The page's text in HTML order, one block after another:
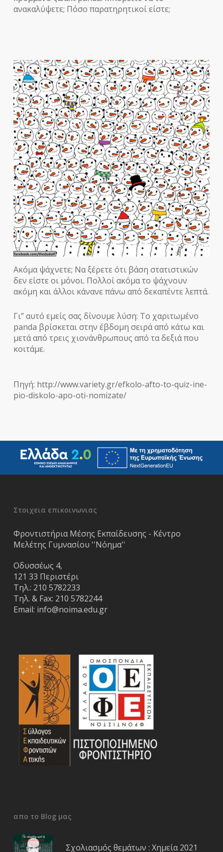
ανακαλύψετε; Πόσο παρατηρητικοί είστε;
Ακόμα ψάχνετε; Να ξέρετε ότι βάση στατιστικών
δεν είστε οι μόνοι. Πολλοί ακόμα το ψάχνουν
ακόμη και άλλοι κάνανε πάνω από δεκαπέντε λεπτά.
Γι” αυτό εμείς σας δίνουμε λύση: Το χαριτωμένο
panda βρίσκεται στην έβδομη σειρά από κάτω και
μετά από τρεις χιονάνθρωπους από τα δεξιά που
κοιτάμε.
Πηγή: http://www.variety.gr/efkolo-afto-to-quiz-ine-
pio-diskolo-apo-oti-nomizate/
Στοιχεια επικοινωνιας
Φροντιστήρια Μέσης Εκπαίδευσης - Κέντρο
Μελέτης Γυμνασίου ''Νόημα''
Οδυσσέως 4,
121 33 Περιστέρι
Τηλ.: 210 5782233
Τηλ. & Fax: 210 5782244
Email: info@noima.edu.gr
απο το Blog μας
Σχολιασμός θεμάτων : Χημεία 2021